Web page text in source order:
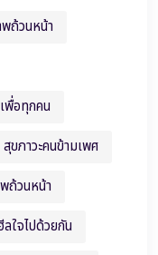
ถ้วนหน้า
พื่อทุกคน
สุขภาวะคนข้ามเพศ
ถ้วนหน้า
ลใจไปด้วยกัน